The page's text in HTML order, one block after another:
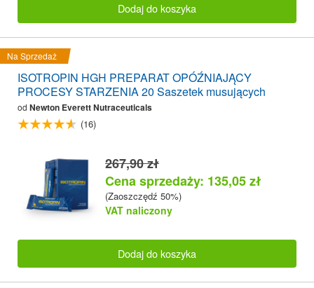
Dodaj do koszyka
Na Sprzedaż
ISOTROPIN HGH PREPARAT OPÓŹNIAJĄCY
PROCESY STARZENIA 20 Saszetek musujących
od Newton Everett Nutraceuticals
(16)
267,90 zł
Cena sprzedaży: 135,05 zł
(Zaoszczędź 50%)
VAT naliczony
Dodaj do koszyka